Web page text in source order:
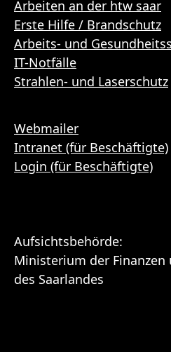
Arbeiten an der htw saar
Erste Hilfe / Brandschutz
Arbeits- und
IT-Notfälle
Strahlen- und Laserschutz
Webmailer
Intranet (für Beschäftigte)
Login (für Beschäftigte)
Aufsichtsbehörde:
Ministerium der
des Saarlandes